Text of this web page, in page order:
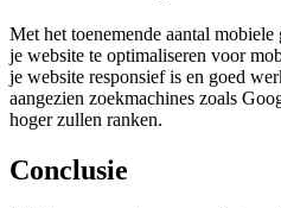
Met het toenemende aantal
je website te optimaliseren voor
je website responsief is en goed
aangezien zoekmachines zoals
hoger zullen ranken.
Conclusie